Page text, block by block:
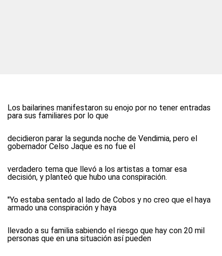
Los bailarines manifestaron su enojo por no tener entradas
para sus familiares por lo que
decidieron parar la segunda noche de Vendimia, pero el
gobernador Celso Jaque es no fue el
verdadero tema que llevó a los artistas a tomar esa
decisión, y planteó que hubo una conspiración.
"Yo estaba sentado al lado de Cobos y no creo que el haya
armado una conspiración y haya
llevado a su familia sabiendo el riesgo que hay con 20 mil
personas que en una situación así pueden